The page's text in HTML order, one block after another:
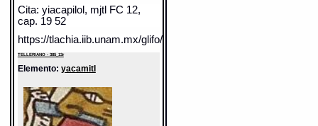
Cita: yiacapilol, mjtl FC 12,
cap. 19 52
https://tlachia.iib.unam.mx/glifo/385_13r_17_07
TELLERIANO - 385_13r
Elemento: yacamitl